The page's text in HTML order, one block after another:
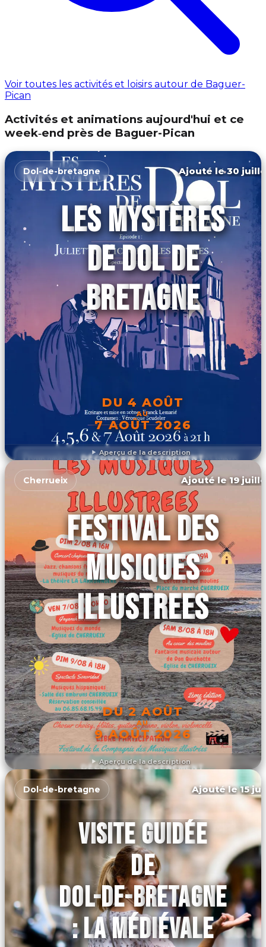
Voir toutes les activités et loisirs autour de Baguer-
Pican
Activités et animations aujourd'hui et ce
week‑end près de Baguer-Pican
Aperçu de la description
Dol-de-bretagne Ajouté le 30
LES MYSTÈRES
DE DOL DE
BRETAGNE
DU 4 AOÛT
AU
7 AOÛT 2026
DÉCOUVRIR L'ÉVÉNEMENT
Aperçu de la description
Cherrueix Ajouté le 19
FESTIVAL DES
MUSIQUES
ILLUSTREES
DU 2 AOÛT
AU
9 AOÛT 2026
DÉCOUVRIR L'ÉVÉNEMENT
Dol-de-bretagne Ajouté le 15
VISITE GUIDÉE
DE
DOL-DE-BRETAGNE
: LA MÉDIÉVALE